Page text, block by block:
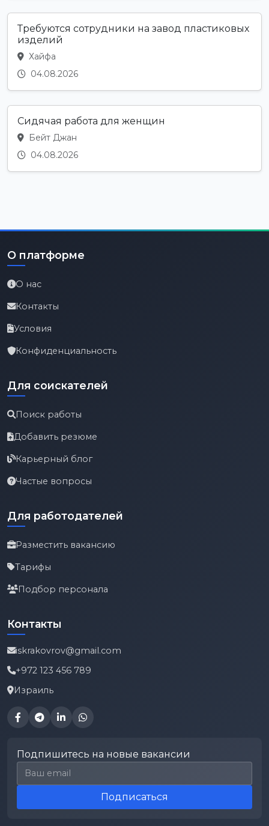
Требуются сотрудники на завод пластиковых
изделий
Хайфа
04.08.2026
Сидячая работа для женщин
Бейт Джан
04.08.2026
О платформе
О нас
Контакты
Условия
Конфиденциальность
Для соискателей
Поиск работы
Добавить резюме
Карьерный блог
Частые вопросы
Для работодателей
Разместить вакансию
Тарифы
Подбор персонала
Контакты
iskrakovrov@gmail.com
+972 123 456 789
Израиль
Подпишитесь на новые вакансии
Email для подписки
Подписаться